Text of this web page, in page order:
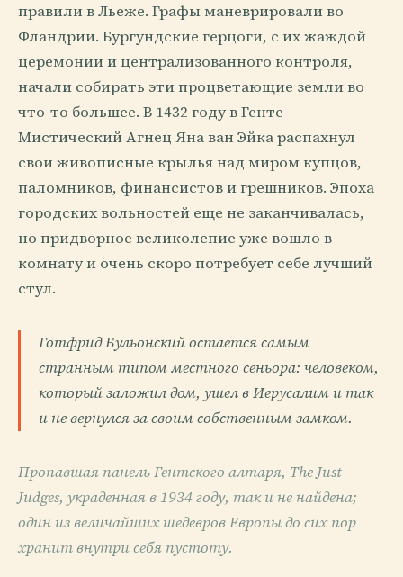
правили в Льеже. Графы маневрировали во
Фландрии. Бургундские герцоги, с их жаждой
церемонии и централизованного контроля,
начали собирать эти процветающие земли во
что-то большее. В 1432 году в Генте
Мистический Агнец Яна ван Эйка распахнул
свои живописные крылья над миром купцов,
паломников, финансистов и грешников. Эпоха
городских вольностей еще не заканчивалась,
но придворное великолепие уже вошло в
комнату и очень скоро потребует себе лучший
стул.
Готфрид Бульонский остается самым
странным типом местного сеньора: человеком,
который заложил дом, ушел в Иерусалим и так
и не вернулся за своим собственным замком.
Пропавшая панель Гентского алтаря, The Just
Judges, украденная в 1934 году, так и не найдена;
один из величайших шедевров Европы до сих пор
хранит внутри себя пустоту.